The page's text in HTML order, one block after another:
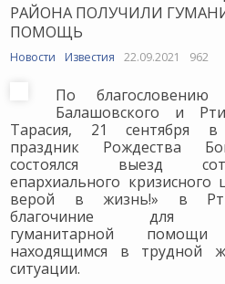
РАЙОНА ПОЛУЧИЛИ
ПОМОЩЬ
Новости Известия 22.09.2021 962
По благословению
Балашовского и
Тарасия, 21 сентября в
праздник Рождества
состоялся выезд
епархиального кризисного
верой в жизнь!» в
благочиние для
гуманитарной помощи
находящимся в трудной
ситуации.